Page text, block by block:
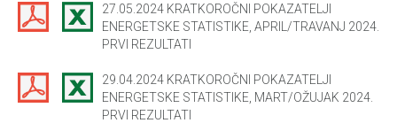
27.05.2024 KRATKOROČNI POKAZATELJI
ENERGETSKE STATISTIKE, APRIL/TRAVANJ 2024.
PRVI REZULTATI
29.04.2024 KRATKOROČNI POKAZATELJI
ENERGETSKE STATISTIKE, MART/OŽUJAK 2024.
PRVI REZULTATI